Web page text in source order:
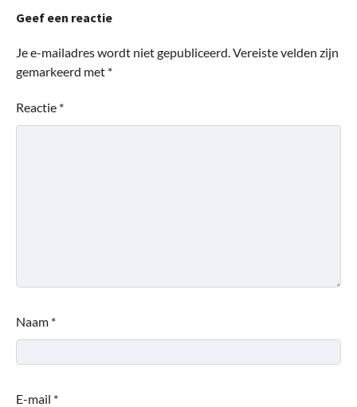
Geef een reactie
Je e-mailadres wordt niet gepubliceerd. Vereiste velden zijn
gemarkeerd met *
Reactie *
Naam *
E-mail *